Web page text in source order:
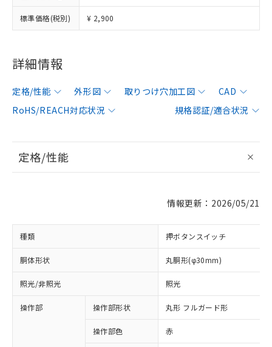
標準価格(税別) ¥ 2,900
詳細情報
定格/性能 外形図 取りつけ穴加工図
CAD
RoHS/REACH対応状況
規格認証/適合状況
定格/性能
情報更新：2026/05/21
種類 押ボタンスイッチ
胴体形状 丸胴形(φ30mm)
照光/非照光 照光
操作部 操作部形状 丸形 フルガード形
操作部色 赤